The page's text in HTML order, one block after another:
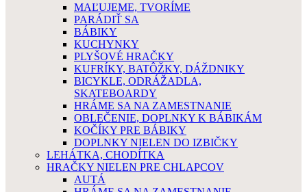
MAĽUJEME, TVORÍME
PARÁDIŤ SA
BÁBIKY
KUCHYNKY
PLYŠOVÉ HRAČKY
KUFRÍKY, BATÔŽKY, DÁŽDNIKY
BICYKLE, ODRÁŽADLA,
SKATEBOARDY
HRÁME SA NA ZAMESTNANIE
OBLEČENIE, DOPLNKY K BÁBIKÁM
KOČÍKY PRE BÁBIKY
DOPLNKY NIELEN DO IZBIČKY
LEHÁTKA, CHODÍTKA
HRAČKY NIELEN PRE CHLAPCOV
AUTÁ